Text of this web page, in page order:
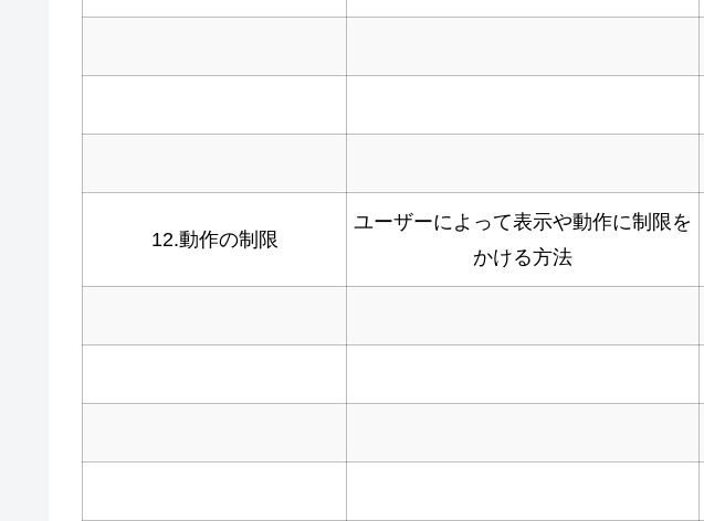
12.動作の制限
ユーザーによって表示や動作に制限を
かける方法